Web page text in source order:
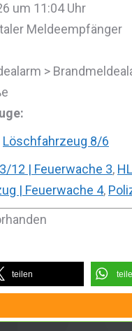
um 11:04 Uhr
Meldeempfänger
>
Löschfahrzeug 8/6
12 | Feuerwache 3,
| Feuerwache 4,
teilen